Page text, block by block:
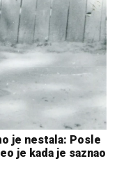
je nestala: Posle
je kada je saznao